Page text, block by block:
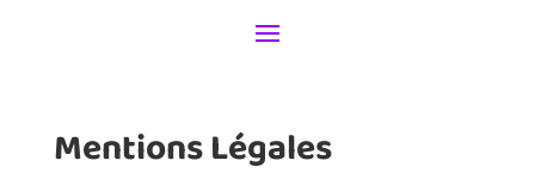
Mentions Légales